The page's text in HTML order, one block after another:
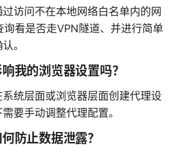
访问不在本地网络白名单内的网
询看是否走VPN隧道、并进行简单
。
我的浏览器设置吗？
统层面或浏览器层面创建代理设
要手动调整代理配置。
防止数据泄露？